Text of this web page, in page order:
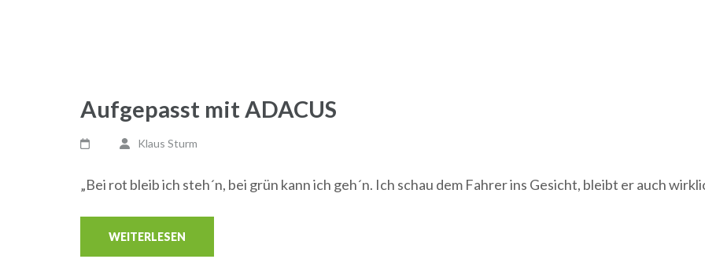
Aufgepasst mit ADACUS
Klaus Sturm
„Bei rot bleib ich steh´n, bei grün kann ich geh´n. Ich schau dem Fahrer ins Gesicht, bleibt er auch
WEITERLESEN